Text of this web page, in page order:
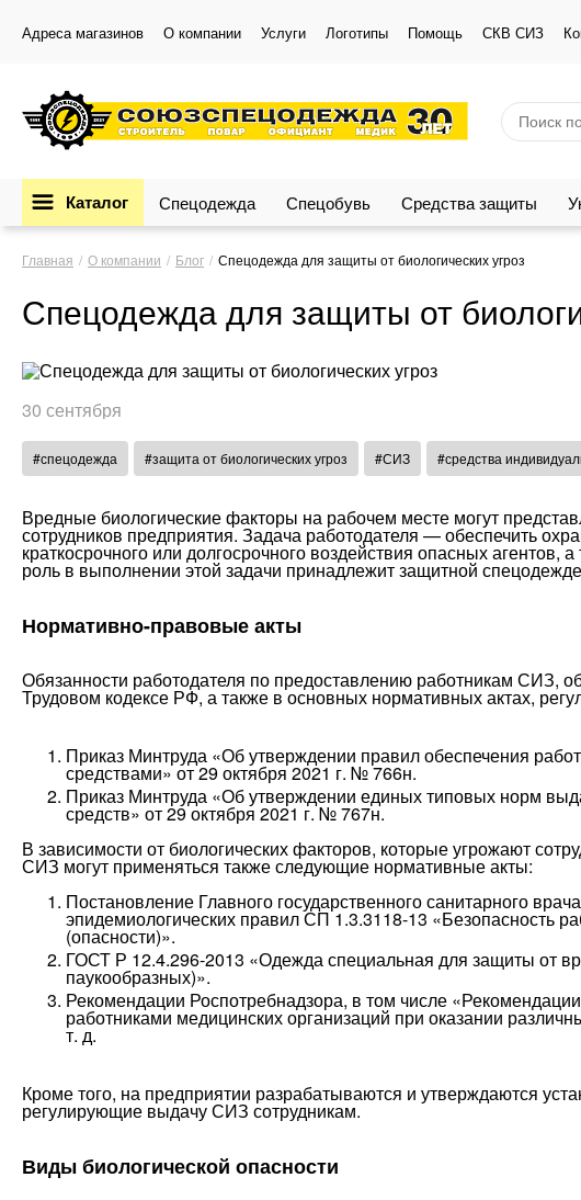
Адреса магазинов О компании Услуги Логотипы Помощь СКВ СИЗ
Каталог Спецодежда Спецобувь Средства защиты
Главная О компании Блог Спецодежда для защиты от биологических угроз
Спецодежда для защиты от
30 сентября
#спецодежда #защита от биологических угроз #СИЗ #средства
Вредные биологические факторы на рабочем месте могут
сотрудников предприятия. Задача работодателя — обеспечить
краткосрочного или долгосрочного воздействия опасных
роль в выполнении этой задачи принадлежит защитной
Нормативно-правовые акты
Обязанности работодателя по предоставлению работникам СИЗ,
Трудовом кодексе РФ, а также в основных нормативных актах,
Приказ Минтруда «Об утверждении правил обеспечения
средствами» от 29 октября 2021 г. № 766н.
Приказ Минтруда «Об утверждении единых типовых норм
средств» от 29 октября 2021 г. № 767н.
В зависимости от биологических факторов, которые угрожают
СИЗ могут применяться также следующие нормативные акты:
Постановление Главного государственного санитарного
эпидемиологических правил СП 1.3.3118-13 «Безопасность
(опасности)».
ГОСТ Р 12.4.296-2013 «Одежда специальная для защиты от
паукообразных)».
Рекомендации Роспотребнадзора, в том числе
работниками медицинских организаций при оказании
т. д.
Кроме того, на предприятии разрабатываются и утверждаются
регулирующие выдачу СИЗ сотрудникам.
Виды биологической опасности